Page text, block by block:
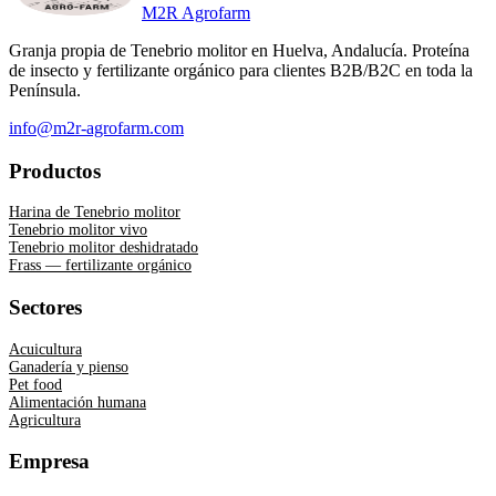
M2R Agrofarm
Granja propia de Tenebrio molitor en Huelva, Andalucía. Proteína
de insecto y fertilizante orgánico para clientes B2B/B2C en toda la
Península.
info@m2r-agrofarm.com
Productos
Harina de Tenebrio molitor
Tenebrio molitor vivo
Tenebrio molitor deshidratado
Frass — fertilizante orgánico
Sectores
Acuicultura
Ganadería y pienso
Pet food
Alimentación humana
Agricultura
Empresa